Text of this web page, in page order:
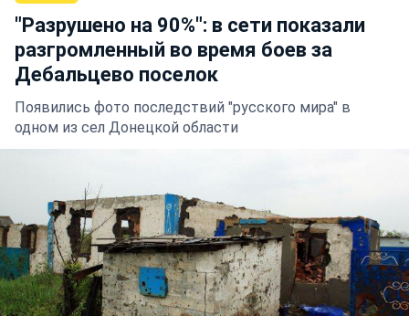
"Разрушено на 90%": в сети показали
разгромленный во время боев за
Дебальцево поселок
Появились фото последствий "русского мира" в
одном из сел Донецкой области